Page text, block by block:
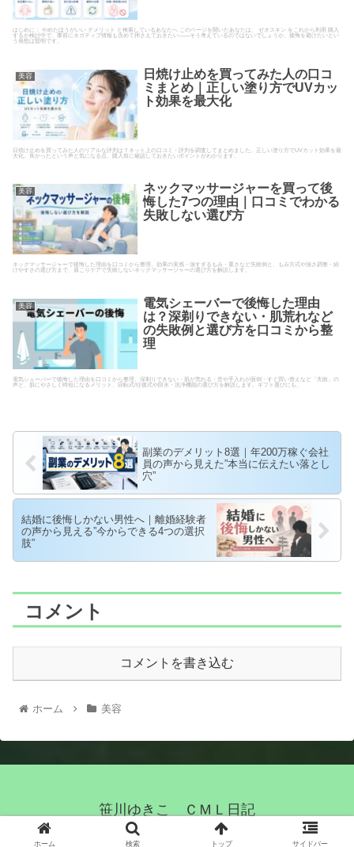
はじめに： やめたほうがいい デメリット と検索しているあなたへ このページを開いたあなたは、 ゼオスキン をこれから利用 購入
するか検討中で、事前にネガティブ情報も含めて押さえておきたい――そう考えているのではないでしょうか。後悔を避けたいとい
う発想は賢明です。
美容
日焼け止めを買ってみた人の口コ
ミまとめ｜正しい塗り方でUVカッ
ト効果を最大化
日焼け止めを買ってみた人のリアルな評判は？ネット上の口コミ・評判を調査してまとめました。正しい塗り方でUVカット効果を最
大化。良かったという声と気になる点、購入前に確認しておきたいポイントがわかります。
美容
ネックマッサージャーを買って後
悔した7つの理由｜口コミでわかる
失敗しない選び方
ネックマッサージャーで後悔した理由を口コミから整理。効果の実感・強すぎるもみ・重さなど失敗例と、もみ方式や強さ調整・続
けやすさの選び方まで、肩こりケアで失敗しないネックマッサージャーの選び方を解説します。
美容
電気シェーバーで後悔した理由
は？深剃りできない・肌荒れなど
の失敗例と選び方を口コミから整
理
電気シェーバーで後悔した理由を口コミから整理。深剃りできない・肌が荒れる・音や手入れが面倒・すぐ買い替えなど「失敗」の
声と、肌にやさしく時短になるメリット、回転式/往復式や防水・洗浄機能の選び方を解説します。ギフト選びにも。
副業のデメリット8選｜年200万稼ぐ会社
員の声から見えた”本当に伝えたい落とし
穴”
結婚に後悔しかない男性へ｜離婚経験者
の声から見える”今からできる4つの選択
肢”
コメント
コメントを書き込む
ホーム 美容
笹川ゆきこ ＣＭＬ日記
© 2021 笹川ゆきこ ＣＭＬ日記.
ホーム 検索 トップ サイドバー